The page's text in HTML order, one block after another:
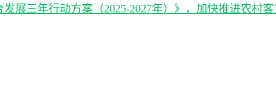
展三年行动方案（2025-2027年）》，加快推进农村